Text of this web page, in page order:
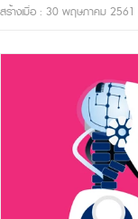
สร้างเมื่อ : 30 พฤษภาคม 2561